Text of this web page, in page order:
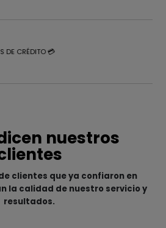
DE CRÉDITO 💳
nuestros
clientes que ya confiaron en
la calidad de nuestro servicio y
resultados.